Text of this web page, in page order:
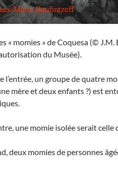
« momies » de Coquesa (©
du Musée).
l’entrée, un groupe de quatre
mère et deux enfants ?) est
une momie isolée serait celle
deux momies de personnes